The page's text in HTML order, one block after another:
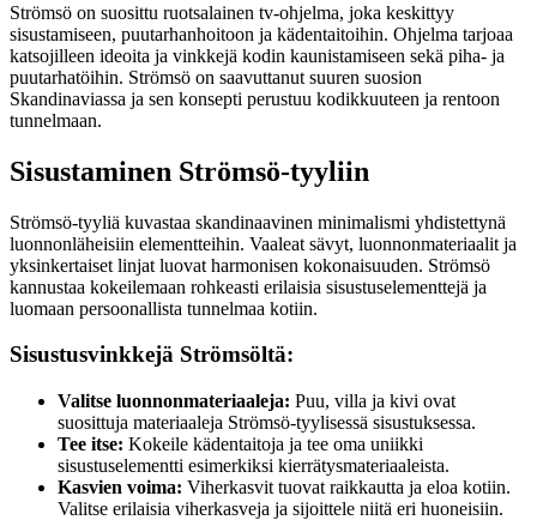
Strömsö on suosittu ruotsalainen tv-ohjelma, joka keskittyy
sisustamiseen, puutarhanhoitoon ja kädentaitoihin. Ohjelma tarjoaa
katsojilleen ideoita ja vinkkejä kodin kaunistamiseen sekä piha- ja
puutarhatöihin. Strömsö on saavuttanut suuren suosion
Skandinaviassa ja sen konsepti perustuu kodikkuuteen ja rentoon
tunnelmaan.
Sisustaminen Strömsö-tyyliin
Strömsö-tyyliä kuvastaa skandinaavinen minimalismi yhdistettynä
luonnonläheisiin elementteihin. Vaaleat sävyt, luonnonmateriaalit ja
yksinkertaiset linjat luovat harmonisen kokonaisuuden. Strömsö
kannustaa kokeilemaan rohkeasti erilaisia sisustuselementtejä ja
luomaan persoonallista tunnelmaa kotiin.
Sisustusvinkkejä Strömsöltä:
Valitse luonnonmateriaaleja: Puu, villa ja kivi ovat
suosittuja materiaaleja Strömsö-tyylisessä sisustuksessa.
Tee itse: Kokeile kädentaitoja ja tee oma uniikki
sisustuselementti esimerkiksi kierrätysmateriaaleista.
Kasvien voima: Viherkasvit tuovat raikkautta ja eloa kotiin.
Valitse erilaisia viherkasveja ja sijoittele niitä eri huoneisiin.